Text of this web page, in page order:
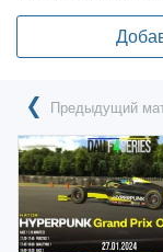
Предыдущий